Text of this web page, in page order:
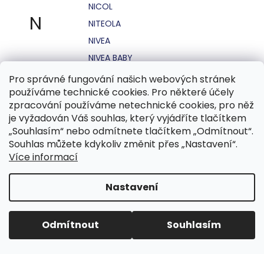
Pro správné fungování našich webových stránek
používáme technické cookies. Pro některé účely
zpracování používáme netechnické cookies, pro něž
je vyžadován Váš souhlas, který vyjádříte tlačítkem
„Souhlasím“ nebo odmítnete tlačítkem „Odmítnout“.
Souhlas můžete kdykoliv změnit přes „Nastavení“.
Více informací
Nastavení
Odmítnout Souhlasím
N
NICOL
NITEOLA
NIVEA
NIVEA BABY
NIVEA MEN
NIVEA SUN
NO STRESS
NOHEL GARDEN
NORDICS
NUK
O.B.
OASIS